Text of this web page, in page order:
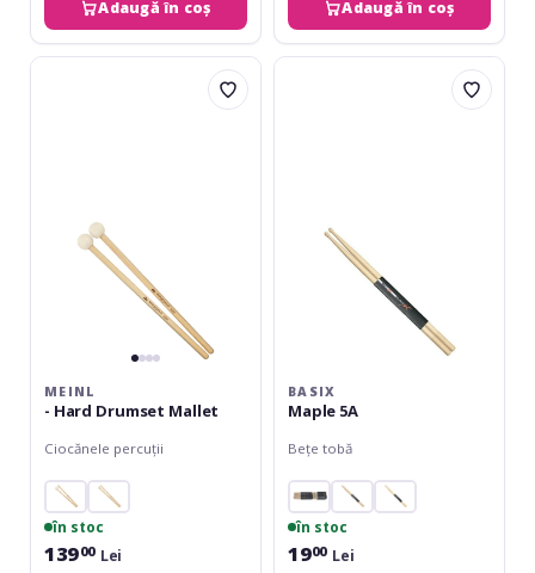
Adaugă în coș Adaugă în coș
Meinl
MEINL
- Hard Drumset Mallet
Ciocănele percuții
în stoc
13900 Lei
Basix
BASIX
Maple 5A
Bețe tobă
în stoc
1900 Lei